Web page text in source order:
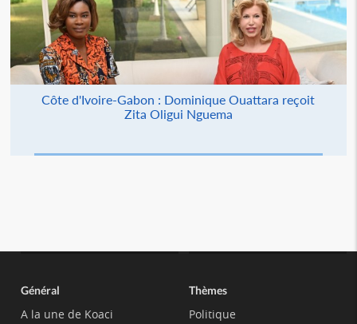
Côte d'Ivoire-Gabon : Dominique Ouattara reçoit
Zita Oligui Nguema
Général
A la une de Koaci
Thèmes
Politique